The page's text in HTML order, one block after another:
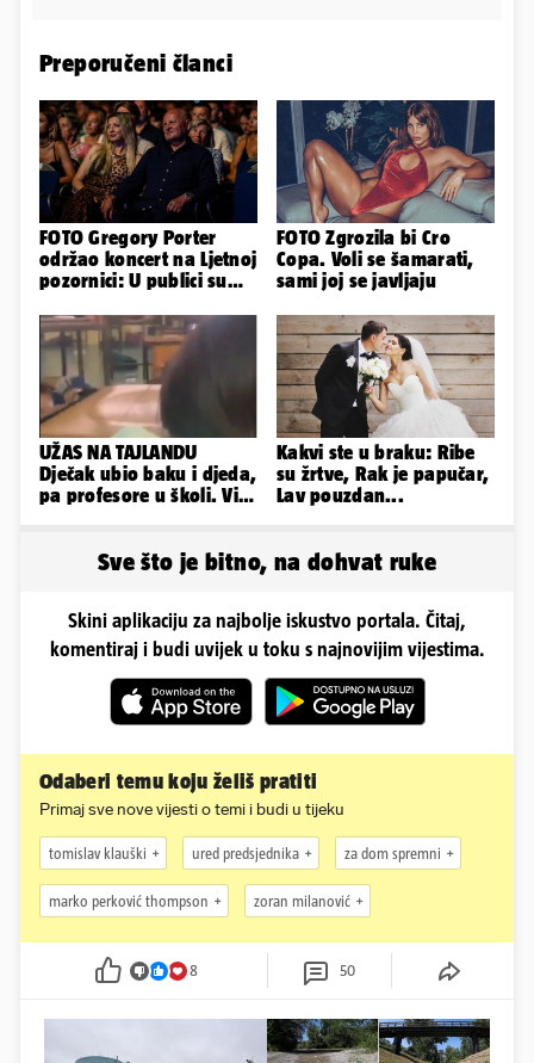
Preporučeni članci
FOTO Gregory Porter
održao koncert na Ljetnoj
pozornici: U publici su
FOTO Zgrozila bi Cro
Copa. Voli se šamarati,
sami joj se javljaju
UŽAS NA TAJLANDU
Dječak ubio baku i djeda,
pa profesore u školi. Više
Kakvi ste u braku: Ribe
su žrtve, Rak je papučar,
Lav pouzdan...
Sve što je bitno, na dohvat ruke
Skini aplikaciju za najbolje iskustvo portala. Čitaj,
komentiraj i budi uvijek u toku s najnovijim vijestima.
Odaberi temu koju želiš pratiti
Primaj sve nove vijesti o temi i budi u tijeku
tomislav klauški ured predsjednika za dom spremni
marko perković thompson zoran milanović
8 50